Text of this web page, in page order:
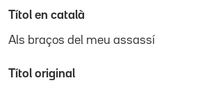
Títol en català
Als braços del meu assassí
Títol original